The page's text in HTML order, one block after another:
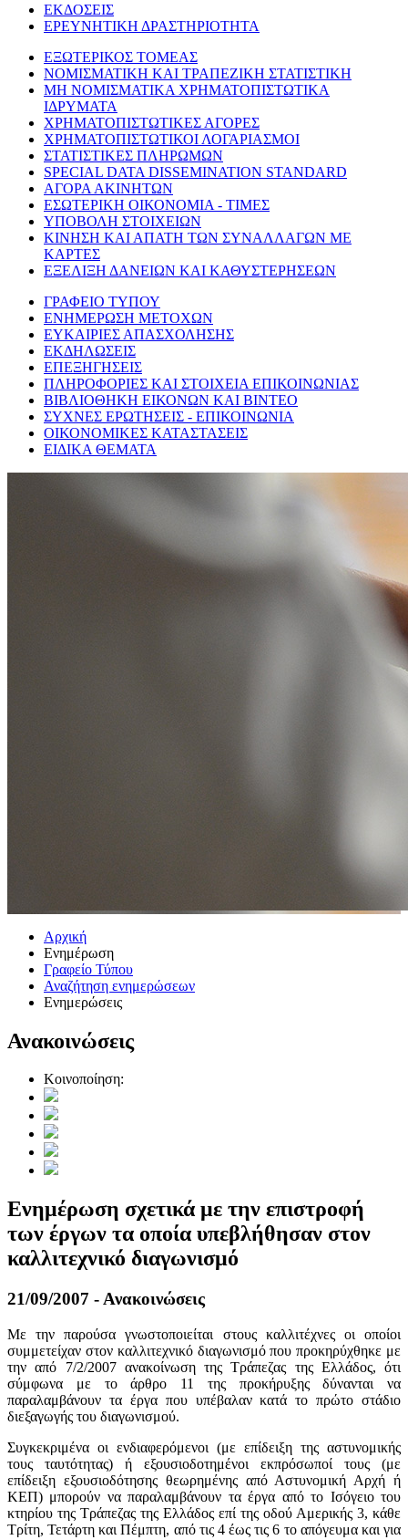
ΕΚΔΟΣΕΙΣ
ΕΡΕΥΝΗΤΙΚΗ ΔΡΑΣΤΗΡΙΟΤΗΤΑ
ΕΞΩΤΕΡΙΚΟΣ ΤΟΜΕΑΣ
ΝΟΜΙΣΜΑΤΙΚΗ ΚΑΙ ΤΡΑΠΕΖΙΚΗ ΣΤΑΤΙΣΤΙΚΗ
ΜΗ ΝΟΜΙΣΜΑΤΙΚΑ ΧΡΗΜΑΤΟΠΙΣΤΩΤΙΚΑ
ΙΔΡΥΜΑΤΑ
ΧΡΗΜΑΤΟΠΙΣΤΩΤΙΚΕΣ ΑΓΟΡΕΣ
ΧΡΗΜΑΤΟΠΙΣΤΩΤΙΚΟΙ ΛΟΓΑΡΙΑΣΜΟΙ
ΣΤΑΤΙΣΤΙΚΕΣ ΠΛΗΡΩΜΩΝ
SPECIAL DATA DISSEMINATION STANDARD
ΑΓΟΡΑ ΑΚΙΝΗΤΩΝ
ΕΣΩΤΕΡΙΚΗ ΟΙΚΟΝΟΜΙΑ - ΤΙΜΕΣ
ΥΠΟΒΟΛΗ ΣΤΟΙΧΕΙΩΝ
ΚΙΝΗΣΗ ΚΑΙ ΑΠΑΤΗ ΤΩΝ ΣΥΝΑΛΛΑΓΩΝ ΜΕ
ΚΑΡΤΕΣ
ΕΞΕΛΙΞΗ ΔΑΝΕΙΩΝ ΚΑΙ ΚΑΘΥΣΤΕΡΗΣΕΩΝ
ΓΡΑΦΕΙΟ ΤΥΠΟΥ
ΕΝΗΜΕΡΩΣΗ ΜΕΤΟΧΩΝ
ΕΥΚΑΙΡΙΕΣ ΑΠΑΣΧΟΛΗΣΗΣ
ΕΚΔΗΛΩΣΕΙΣ
ΕΠΕΞΗΓΗΣΕΙΣ
ΠΛΗΡΟΦΟΡΙΕΣ ΚΑΙ ΣΤΟΙΧΕΙΑ ΕΠΙΚΟΙΝΩΝΙΑΣ
ΒΙΒΛΙΟΘΗΚΗ ΕΙΚΟΝΩΝ ΚΑΙ ΒΙΝΤΕΟ
ΣΥΧΝΕΣ ΕΡΩΤΗΣΕΙΣ - ΕΠΙΚΟΙΝΩΝΙΑ
ΟΙΚΟΝΟΜΙΚΕΣ ΚΑΤΑΣΤΑΣΕΙΣ
ΕΙΔΙΚΑ ΘΕΜΑΤΑ
Αρχική
Ενημέρωση
Γραφείο Τύπου
Αναζήτηση ενημερώσεων
Ενημερώσεις
Ανακοινώσεις
Κοινοποίηση:
Ενημέρωση σχετικά με την επιστροφή
των έργων τα οποία υπεβλήθησαν στον
καλλιτεχνικό διαγωνισμό
21/09/2007 - Ανακοινώσεις
Με την παρούσα γνωστοποιείται στους καλλιτέχνες οι οποίοι
συμμετείχαν στον καλλιτεχνικό διαγωνισμό που προκηρύχθηκε με
την από 7/2/2007 ανακοίνωση της Τράπεζας της Ελλάδος, ότι
σύμφωνα με το άρθρο 11 της προκήρυξης δύνανται να
παραλαμβάνουν τα έργα που υπέβαλαν κατά το πρώτο στάδιο
διεξαγωγής του διαγωνισμού.
Συγκεκριμένα οι ενδιαφερόμενοι (με επίδειξη της αστυνομικής
τους ταυτότητας) ή εξουσιοδοτημένοι εκπρόσωποί τους (με
επίδειξη εξουσιοδότησης θεωρημένης από Αστυνομική Αρχή ή
ΚΕΠ) μπορούν να παραλαμβάνουν τα έργα από το Ισόγειο του
κτηρίου της Τράπεζας της Ελλάδος επί της οδού Αμερικής 3, κάθε
Τρίτη, Τετάρτη και Πέμπτη, από τις 4 έως τις 6 το απόγευμα και για